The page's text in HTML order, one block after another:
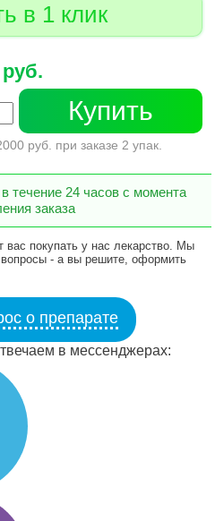
в 1 клик
Купить
руб. при заказе 2 упак.
течение 24 часов с момента
заказа
вас покупать у нас лекарство. Мы
- а вы решите, оформить
о препарате
в мессенджерах: